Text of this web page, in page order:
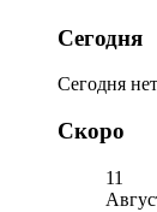
Сегодня
Сегодня
Скоро
11